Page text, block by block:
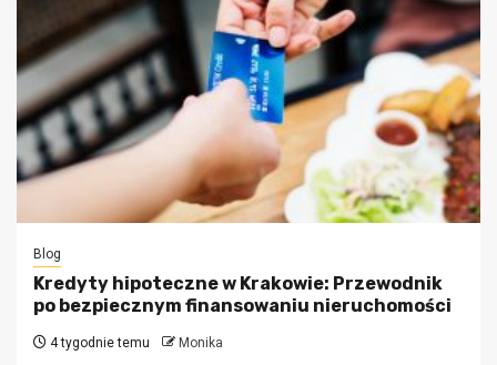
Blog
Kredyty hipoteczne w Krakowie: Przewodnik
po bezpiecznym finansowaniu nieruchomości
4 tygodnie temu Monika